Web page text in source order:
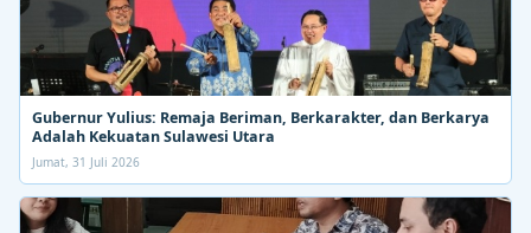
Gubernur Yulius: Remaja Beriman, Berkarakter, dan Berkarya
Adalah Kekuatan Sulawesi Utara
Jumat, 31 Juli 2026